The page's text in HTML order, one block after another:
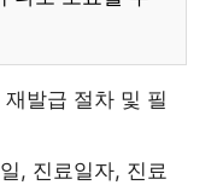
발급 절차 및 필
, 진료일자, 진료